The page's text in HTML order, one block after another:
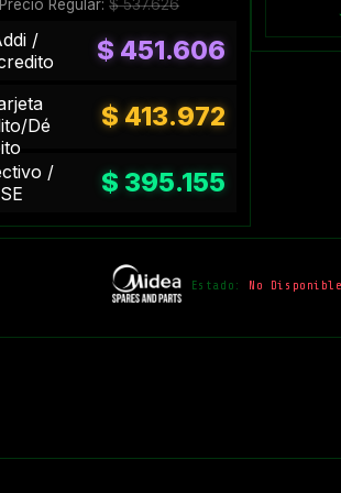
Precio Regular:$537.626
$ 451.606
$413.972
$ 395.155
Estado: No Disponible